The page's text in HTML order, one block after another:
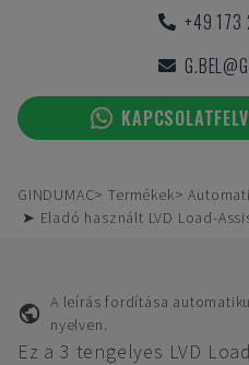
+49 173
GINDUMAC Termékek
➤ Eladó használt LVD Load-
A leírás fordítása
nyelven.
Ez a 3 tengelyes LVD